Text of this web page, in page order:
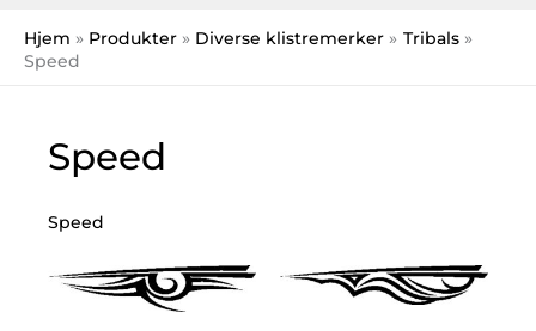
Hjem Produkter Diverse klistremerker
Tribals
Speed
Speed
Speed